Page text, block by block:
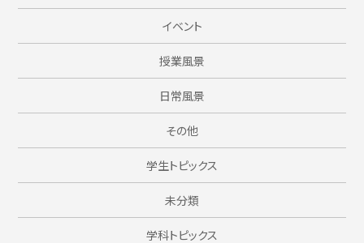
イベント
授業風景
日常風景
その他
学生トピックス
未分類
学科トピックス